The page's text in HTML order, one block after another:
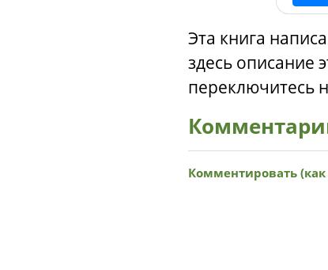
Эта книга
здесь описание
переключитесь